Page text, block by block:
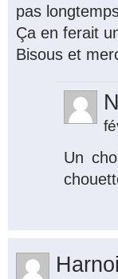
pas
Ça en ferait
Bisous et
Un